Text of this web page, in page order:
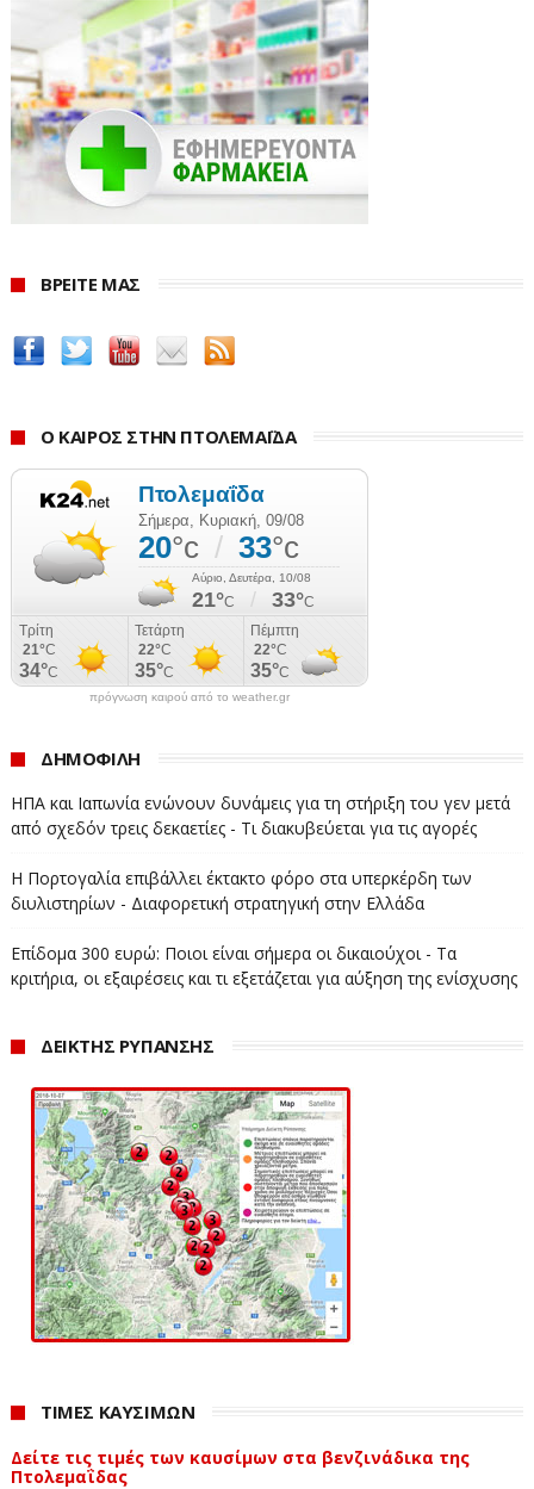
Αυστραλία, τον Καναδά και άλλες.
Ο Jonathan Samford, πρόεδρος της Global Business
Alliance, επισήμανε ότι οι συνέπειες για τις διεθνείς
εταιρείες που δραστηριοποιούνται στις ΗΠΑ ενδέχεται
να είναι μακροπρόθεσμα ιδιαίτερα σοβαρές.
Από την πλευρά του, ο Tim Adams, διευθύνων
τις επιδιώξεις της αμερικανικής κυβέρνησης για
προσέλκυση ξένων επενδύσεων, ενίσχυση της
απασχόλησης και αναζωογόνηση της βιομηχανίας.
επηρεάζει το επενδυτικό κλίμα. «Οι ξένοι πελάτες μας
μας τηλεφωνούν πανικόβλητοι», δήλωσε γενικός
διευθυντής μεγάλου επενδυτικού ταμείου στις ΗΠΑ,
σημειώνοντας πως, παρά την ασάφεια γύρω από τη
φορολόγηση των Treasuries, πολλοί επενδυτές
θεωρούν ήδη δεδομένο ότι αυτή θα επεκταθεί και σε
αυτούς.
#Wall_Street #ΝΤΟΝΑΛΝΤ_ΤΡΑΜΠ
ΒΡΕΙΤΕ ΜΑΣ
Ο ΚΑΙΡΟΣ ΣΤΗΝ ΠΤΟΛΕΜΑΪΔΑ
πρόγνωση καιρού από το weather.gr
ΔΗΜΟΦΙΛΗ
ΗΠΑ και Ιαπωνία ενώνουν δυνάμεις για τη στήριξη του γεν μετά
από σχεδόν τρεις δεκαετίες - Τι διακυβεύεται για τις αγορές
Η Πορτογαλία επιβάλλει έκτακτο φόρο στα υπερκέρδη των
διυλιστηρίων - Διαφορετική στρατηγική στην Ελλάδα
Επίδομα 300 ευρώ: Ποιοι είναι σήμερα οι δικαιούχοι - Τα
κριτήρια, οι εξαιρέσεις και τι εξετάζεται για αύξηση της ενίσχυσης
ΔΕΙΚΤΗΣ ΡΥΠΑΝΣΗΣ
ΤΙΜΕΣ ΚΑΥΣΙΜΩΝ
Δείτε τις τιμές των καυσίμων στα βενζινάδικα της
Πτολεμαΐδας